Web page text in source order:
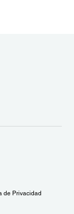
de Privacidad